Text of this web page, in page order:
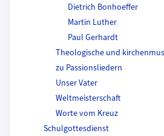
Dietrich Bonhoeffer
Martin Luther
Paul Gerhardt
Theologische und
zu Passionsliedern
Unser Vater
Weltmeisterschaft
Worte vom Kreuz
Schulgottesdienst